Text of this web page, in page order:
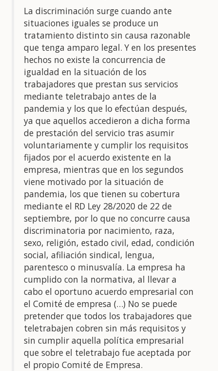
La discriminación surge cuando ante
situaciones iguales se produce un
tratamiento distinto sin causa razonable
que tenga amparo legal. Y en los presentes
hechos no existe la concurrencia de
igualdad en la situación de los
trabajadores que prestan sus servicios
mediante teletrabajo antes de la
pandemia y los que lo efectúan después,
ya que aquellos accedieron a dicha forma
de prestación del servicio tras asumir
voluntariamente y cumplir los requisitos
fijados por el acuerdo existente en la
empresa, mientras que en los segundos
viene motivado por la situación de
pandemia, los que tienen su cobertura
mediante el RD Ley 28/2020 de 22 de
septiembre, por lo que no concurre causa
discriminatoria por nacimiento, raza,
sexo, religión, estado civil, edad, condición
social, afiliación sindical, lengua,
parentesco o minusvalía. La empresa ha
cumplido con la normativa, al llevar a
cabo el oportuno acuerdo empresarial con
el Comité de empresa (…) No se puede
pretender que todos los trabajadores que
teletrabajen cobren sin más requisitos y
sin cumplir aquella política empresarial
que sobre el teletrabajo fue aceptada por
el propio Comité de Empresa.